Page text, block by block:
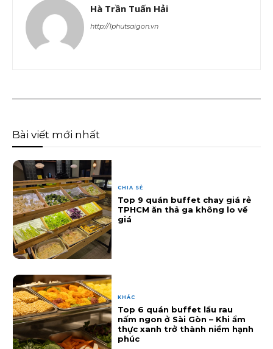
Hà Trần Tuấn Hải
http://1phutsaigon.vn
Bài viết mới nhất
CHIA SẺ
Top 9 quán buffet chay giá rẻ
TPHCM ăn thả ga không lo về
giá
KHÁC
Top 6 quán buffet lẩu rau
nấm ngon ở Sài Gòn – Khi ẩm
thực xanh trở thành niềm hạnh
phúc